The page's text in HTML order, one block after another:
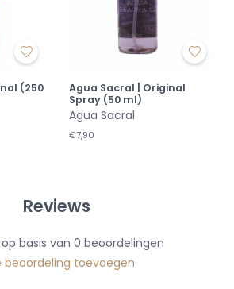
(250
Agua Sacral | Original
Spray (50 ml)
Agua Sacral
€7,90
Reviews
basis van 0 beoordelingen
beoordeling toevoegen